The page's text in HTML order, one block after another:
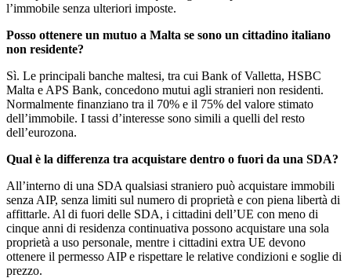
l’immobile senza ulteriori imposte.
Posso ottenere un mutuo a Malta se sono un cittadino italiano
non residente?
Sì. Le principali banche maltesi, tra cui Bank of Valletta, HSBC
Malta e APS Bank, concedono mutui agli stranieri non residenti.
Normalmente finanziano tra il 70% e il 75% del valore stimato
dell’immobile. I tassi d’interesse sono simili a quelli del resto
dell’eurozona.
Qual è la differenza tra acquistare dentro o fuori da una SDA?
All’interno di una SDA qualsiasi straniero può acquistare immobili
senza AIP, senza limiti sul numero di proprietà e con piena libertà di
affittarle. Al di fuori delle SDA, i cittadini dell’UE con meno di
cinque anni di residenza continuativa possono acquistare una sola
proprietà a uso personale, mentre i cittadini extra UE devono
ottenere il permesso AIP e rispettare le relative condizioni e soglie di
prezzo.